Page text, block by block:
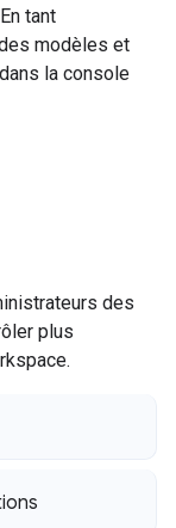
tant
modèles et
la console
des
plus